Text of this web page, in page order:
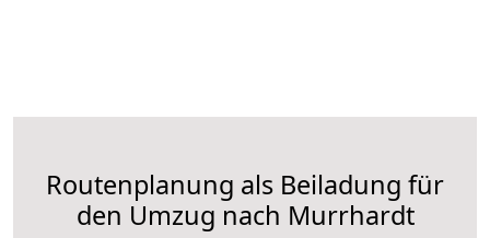
Routenplanung als Beiladung für
den Umzug nach Murrhardt